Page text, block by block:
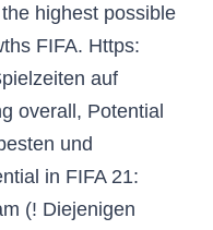
highest possible
FIFA. Https:
auf
overall, Potential
und
in FIFA 21:
(! Diejenigen